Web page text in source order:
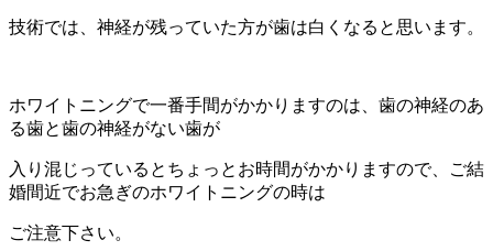
技術では、神経が残っていた方が歯は白くなると思います。
ホワイトニングで一番手間がかかりますのは、歯の神経のあ
る歯と歯の神経がない歯が
入り混じっているとちょっとお時間がかかりますので、ご結
婚間近でお急ぎのホワイトニングの時は
ご注意下さい。